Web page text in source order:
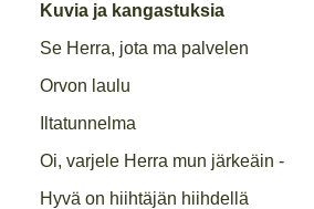
Kuvia ja kangastuksia
Se Herra, jota ma palvelen
Orvon laulu
Iltatunnelma
Oi, varjele Herra mun järkeäin -
Hyvä on hiihtäjän hiihdellä